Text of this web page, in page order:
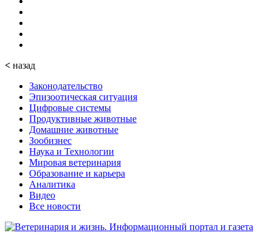
< назад
Законодательство
Эпизоотическая ситуация
Цифровые системы
Продуктивные животные
Домашние животные
Зообизнес
Наука и Технологии
Мировая ветеринария
Образование и карьера
Аналитика
Видео
Все новости